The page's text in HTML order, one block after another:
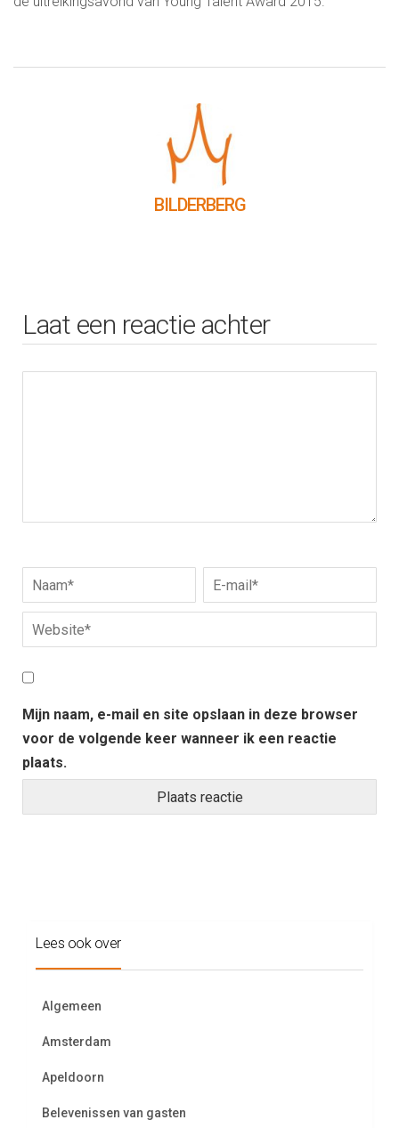
BILDERBERG
Laat een reactie achter
Mijn naam, e-mail en site opslaan in deze browser
voor de volgende keer wanneer ik een reactie
plaats.
Lees ook over
Algemeen
Amsterdam
Apeldoorn
Belevenissen van gasten